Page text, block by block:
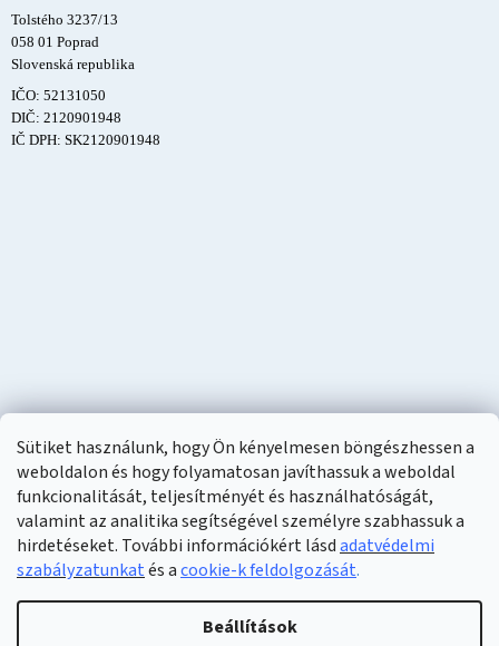
Sütiket használunk, hogy Ön kényelmesen böngészhessen a
weboldalon és hogy folyamatosan javíthassuk a weboldal
funkcionalitását, teljesítményét és használhatóságát,
valamint az analitika segítségével személyre szabhassuk a
hirdetéseket. További információkért lásdadatvédelmi
szabályzatunkatés acookie-k feldolgozását.
Beállítások
Tolstého 3237/13
058 01 Poprad
Slovenská republika
IČO: 52131050
DIČ: 2120901948
IČ DPH: SK2120901948
Shoptet készítette